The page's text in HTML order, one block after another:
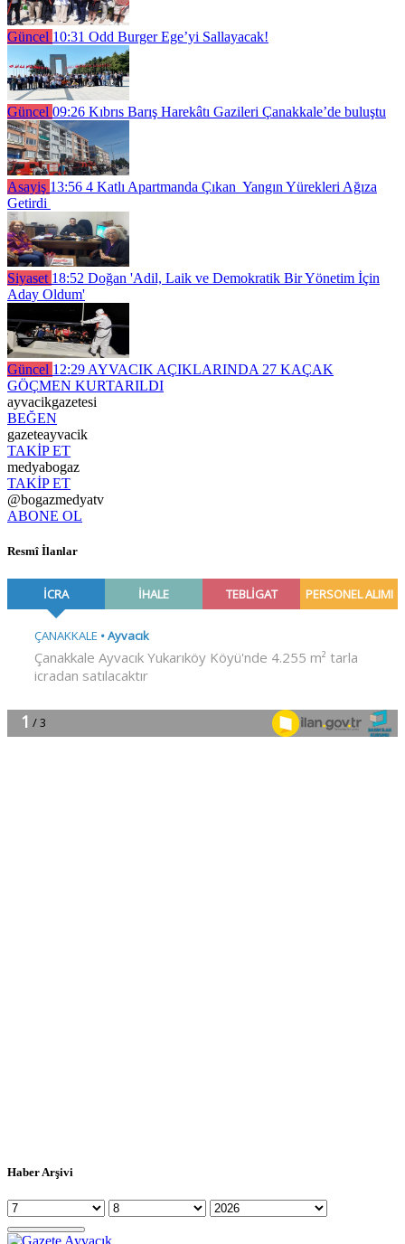
Güncel 10:31 Odd Burger Ege’yi Sallayacak!
Güncel 09:26 Kıbrıs Barış Harekâtı Gazileri Çanakkale’de buluştu
Asayiş 13:56 4 Katlı Apartmanda Çıkan Yangın Yürekleri Ağıza
Getirdi
Siyaset 18:52 Doğan 'Adil, Laik ve Demokratik Bir Yönetim İçin
Aday Oldum'
Güncel 12:29 AYVACIK AÇIKLARINDA 27 KAÇAK
GÖÇMEN KURTARILDI
ayvacikgazetesi
BEĞEN
gazeteayvacik
TAKİP ET
medyabogaz
TAKİP ET
@bogazmedyatv
ABONE OL
Resmî İlanlar
Haber Arşivi